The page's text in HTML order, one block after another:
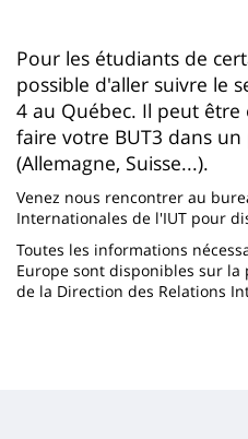
Contenu
de
la
page
principale
Pour les étudiants de
possible d'aller suivre le
4 au Québec. Il peut
faire votre BUT3 dans
(Allemagne, Suisse...).
Venez nous rencontrer au
Internationales de l'IUT pour
Toutes les informations
Europe sont disponibles sur
de la Direction des Relations